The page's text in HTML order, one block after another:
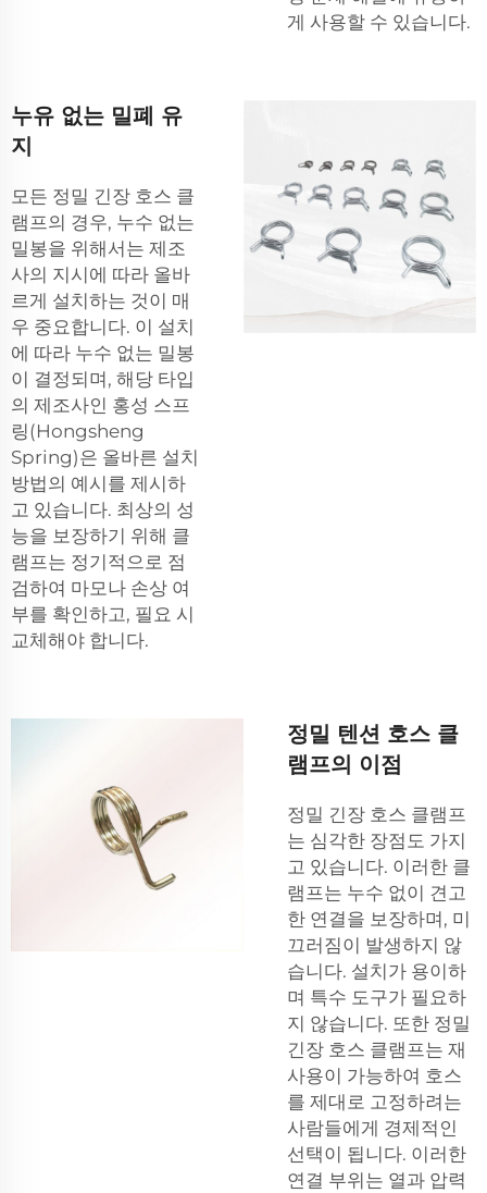
게 사용할 수 있습니다.
누유 없는 밀폐 유
지
모든 정밀 긴장 호스 클
램프의 경우, 누수 없는
밀봉을 위해서는 제조
사의 지시에 따라 올바
르게 설치하는 것이 매
우 중요합니다. 이 설치
에 따라 누수 없는 밀봉
이 결정되며, 해당 타입
의 제조사인 홍성 스프
링(Hongsheng
Spring)은 올바른 설치
방법의 예시를 제시하
고 있습니다. 최상의 성
능을 보장하기 위해 클
램프는 정기적으로 점
검하여 마모나 손상 여
부를 확인하고, 필요 시
교체해야 합니다.
정밀 텐션 호스 클
램프의 이점
정밀 긴장 호스 클램프
는 심각한 장점도 가지
고 있습니다. 이러한 클
램프는 누수 없이 견고
한 연결을 보장하며, 미
끄러짐이 발생하지 않
습니다. 설치가 용이하
며 특수 도구가 필요하
지 않습니다. 또한 정밀
긴장 호스 클램프는 재
사용이 가능하여 호스
를 제대로 고정하려는
사람들에게 경제적인
선택이 됩니다. 이러한
연결 부위는 열과 압력